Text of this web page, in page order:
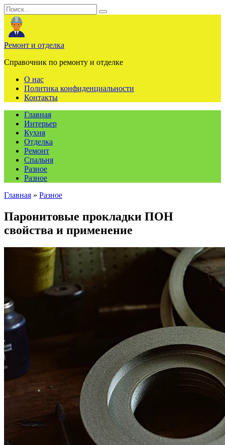
Перейти
к
содержанию
Search
for:
Ремонт и отделка
Справочник по ремонту и отделке
О нас
Политика конфиденциальности
Контакты
Главная
Интерьер
Кухня
Отделка
Ремонт
Спальня
Разное
Разное
Главная » Разное
Паронитовые прокладки ПОН
свойства и применение